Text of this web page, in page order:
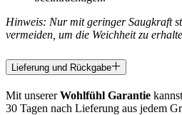
Hinweis: Nur mit geringer Saugkraft
vermeiden, um die Weichheit zu
Lieferung und Rückgabe
Mit unsererWohlfühl Garantie
30 Tagen nach Lieferung aus jedem